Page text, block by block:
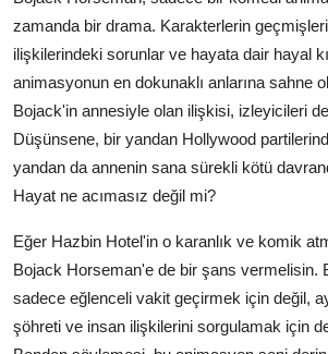
zamanda bir drama. Karakterlerin
ilişkilerindeki sorunlar ve hayata dair hayal
animasyonun en dokunaklı anlarına sahne
Bojack'in annesiyle olan ilişkisi, izleyicileri
Düşünsene, bir yandan Hollywood
yandan da annenin sana sürekli kötü
Hayat ne acımasız değil mi?
Eğer Hazbin Hotel'in o karanlık ve komik
Bojack Horseman'e de bir şans vermelisin.
sadece eğlenceli vakit geçirmek için değil,
şöhreti ve insan ilişkilerini sorgulamak için